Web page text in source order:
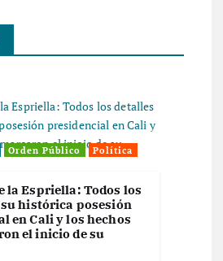
Orden Público Política
la Espriella: Todos los
histórica posesión
en Cali y los hechos
el inicio de su